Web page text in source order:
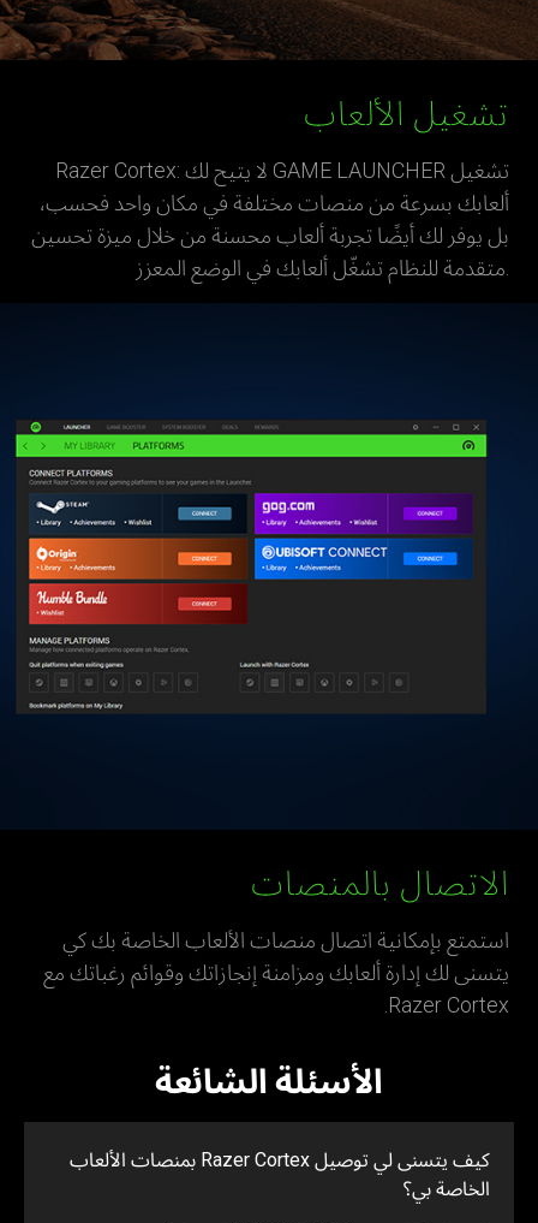
تشغيل الألعاب
Razer Cortex: لا يتيح لك GAME LAUNCHER تشغيل
ألعابك بسرعة من منصات مختلفة في مكان واحد فحسب،
بل يوفر لك أيضًا تجربة ألعاب محسنة من خلال ميزة تحسين
الاتصال بالمنصات
استمتع بإمكانية اتصال منصات الألعاب الخاصة بك كي
يتسنى لك إدارة ألعابك ومزامنة إنجازاتك وقوائم رغباتك مع
Razer Cortex.
الأسئلة الشائعة
كيف يتسنى لي توصيل Razer Cortex بمنصات الألعاب
الخاصة بي؟